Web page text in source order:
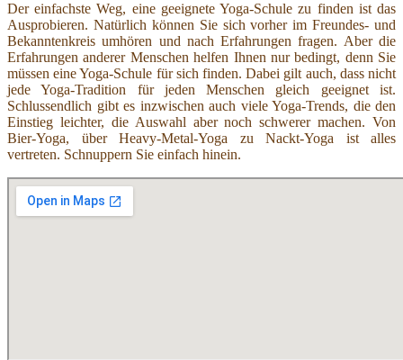
Der einfachste Weg, eine geeignete Yoga-Schule zu finden ist das
Ausprobieren. Natürlich können Sie sich vorher im Freundes- und
Bekanntenkreis umhören und nach Erfahrungen fragen. Aber die
Erfahrungen anderer Menschen helfen Ihnen nur bedingt, denn Sie
müssen eine Yoga-Schule für sich finden. Dabei gilt auch, dass nicht
jede Yoga-Tradition für jeden Menschen gleich geeignet ist.
Schlussendlich gibt es inzwischen auch viele Yoga-Trends, die den
Einstieg leichter, die Auswahl aber noch schwerer machen. Von
Bier-Yoga, über Heavy-Metal-Yoga zu Nackt-Yoga ist alles
vertreten. Schnuppern Sie einfach hinein.